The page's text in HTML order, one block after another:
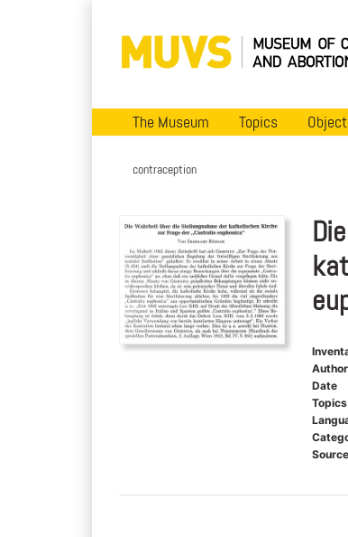
The Museum Topics
contraception
Date
Topics
Source